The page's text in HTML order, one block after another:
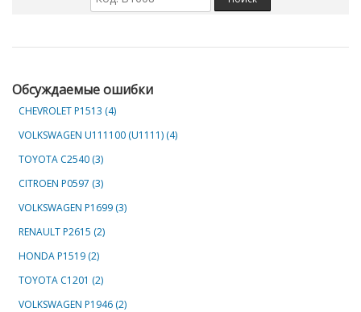
Обсуждаемые ошибки
CHEVROLET Р1513 (4)
VOLKSWAGEN U111100 (U1111) (4)
TOYOTA C2540 (3)
CITROEN P0597 (3)
VOLKSWAGEN P1699 (3)
RENAULT P2615 (2)
HONDA P1519 (2)
TOYOTA C1201 (2)
VOLKSWAGEN P1946 (2)